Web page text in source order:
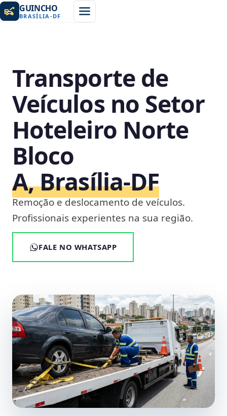
GUINCHO
BRASÍLIA -DF
Transporte de
Veículos no Setor
Hoteleiro Norte
Bloco
A, Brasília‑DF
Remoção e deslocamento de veículos.
Profissionais experientes na sua região.
FALE NO WHATSAPP